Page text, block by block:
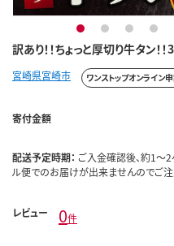
訳あり！！ちょっと厚切り牛タン
1 2 3 4
宮崎県宮崎市 ワンストップオンライン
寄付金額
配送予定時期： ご入金確認後、約1
ル便でのお届けが出来ませんのでご注
レビュー 0件